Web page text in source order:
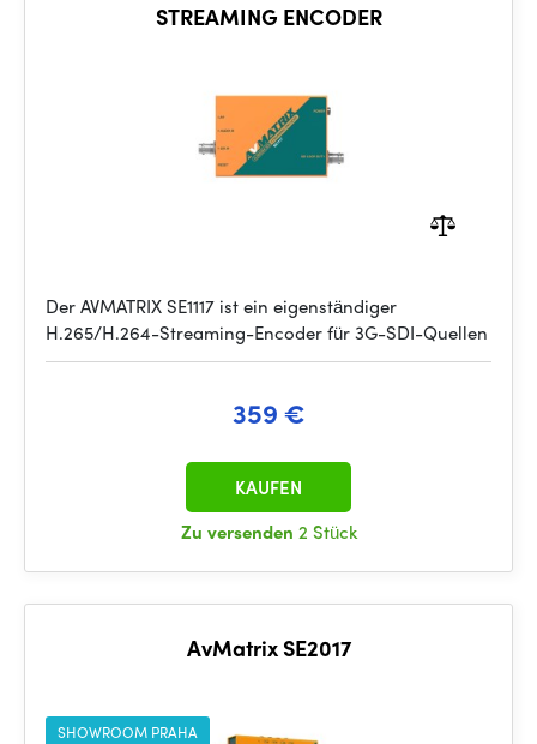
STREAMING ENCODER
Der AVMATRIX SE1117 ist ein eigenständiger
H.265/H.264-Streaming-Encoder für 3G-SDI-Quellen
359 €
Zu versenden 2 Stück
KAUFEN
AvMatrix SE2017
SHOWROOM PRAHA